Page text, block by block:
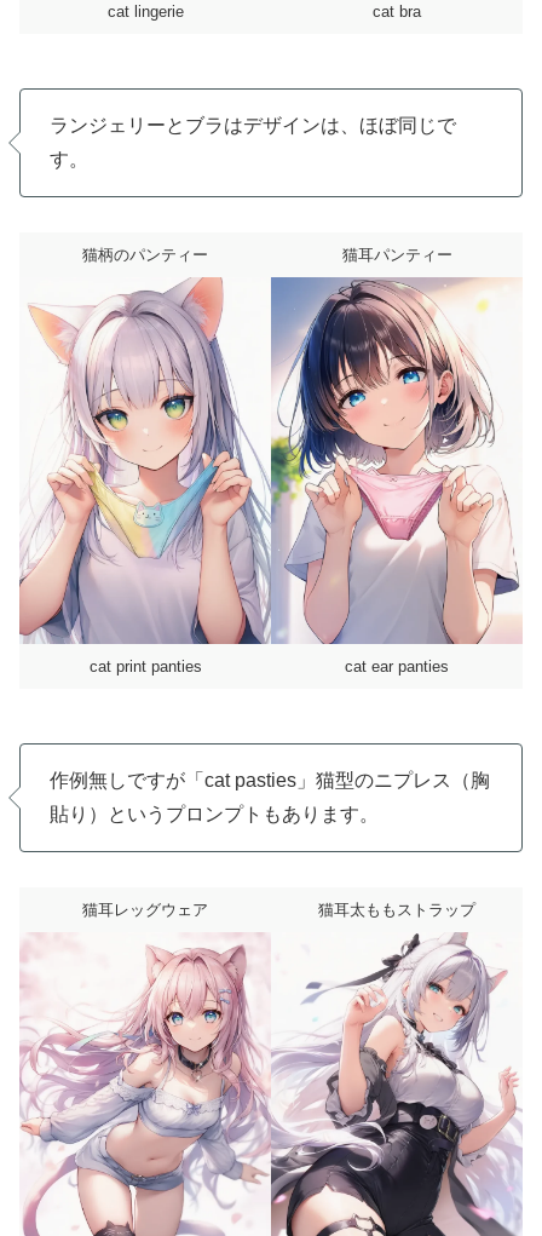
cat lingerie cat bra
ランジェリーとブラはデザインは、ほぼ同じで
す。
猫柄のパンティー
cat print panties
猫耳パンティー
cat ear panties
作例無しですが「cat pasties」猫型のニプレス（胸
貼り）というプロンプトもあります。
猫耳レッグウェア 猫耳太ももストラップ